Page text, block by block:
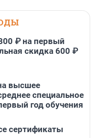
₽ на первый
скидка 600 ₽
высшее
специальное
год обучения
сертификаты